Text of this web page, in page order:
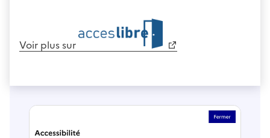
Voir plus sur